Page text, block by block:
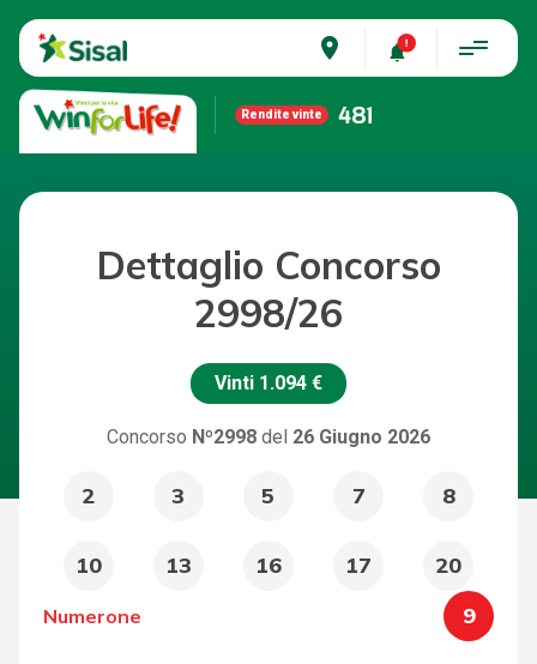
place
Rendite vinte 481
Dettaglio Concorso
2998/26
Vinti 1.094 €
Concorso Nº2998 del 26 Giugno 2026
2 3 5 7 8
10 13 16 17 20
Numerone 9